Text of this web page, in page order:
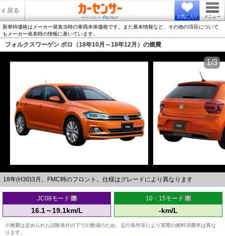
戻る
お気に入り メニュー
新車時価格はメーカー発表当時の車両本体価格です。また基本情報など、その他の項目について
もメーカー発表時の情報に基いています。
フォルクスワーゲン ポロ（18年10月～18年12月）の燃費
18年(H30)3月、FMC時のフロント。仕様はグレードにより異なります
1/3
JC08モード
16.1～19.1km/L
10・15モード
-km/L
※燃費は定められた試験条件の下での数値のため、走行条件等により実際の燃料消費率は異な
ります。